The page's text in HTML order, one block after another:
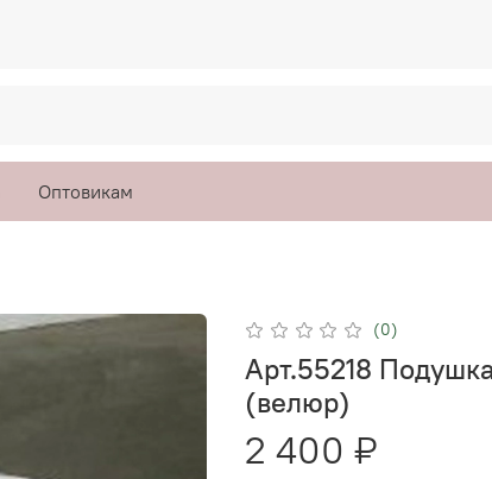
Оптовикам
(0)
Арт.55218
(велюр)
2 400 ₽